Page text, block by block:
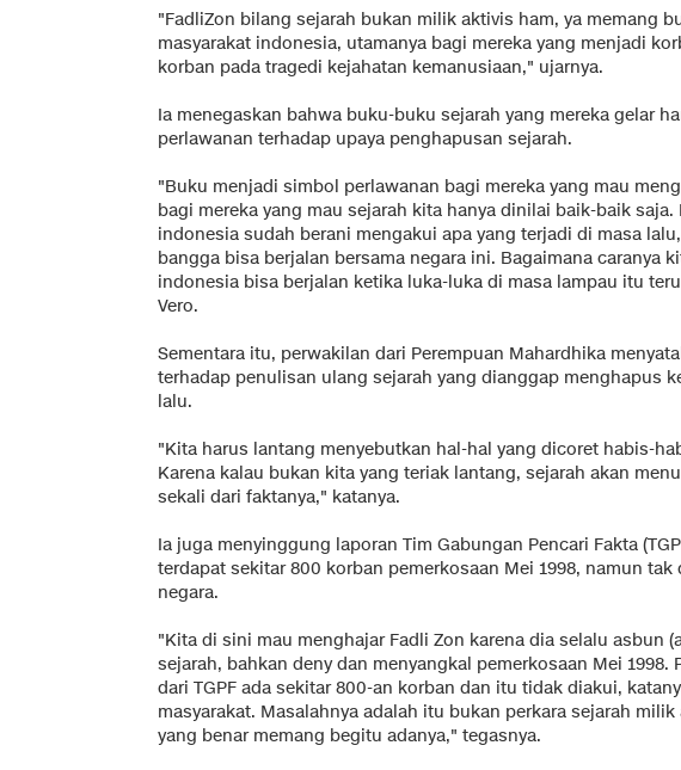
"FadliZon bilang sejarah bukan milik aktivis ham, ya memang
masyarakat indonesia, utamanya bagi mereka yang menjadi
korban pada tragedi kejahatan kemanusiaan," ujarnya.
Ia menegaskan bahwa buku-buku sejarah yang mereka gelar
perlawanan terhadap upaya penghapusan sejarah.
"Buku menjadi simbol perlawanan bagi mereka yang mau
bagi mereka yang mau sejarah kita hanya dinilai baik-baik saja.
indonesia sudah berani mengakui apa yang terjadi di masa
bangga bisa berjalan bersama negara ini. Bagaimana caranya
indonesia bisa berjalan ketika luka-luka di masa lampau itu
Vero.
Sementara itu, perwakilan dari Perempuan Mahardhika
terhadap penulisan ulang sejarah yang dianggap menghapus
lalu.
"Kita harus lantang menyebutkan hal-hal yang dicoret habis-
Karena kalau bukan kita yang teriak lantang, sejarah akan
sekali dari faktanya," katanya.
Ia juga menyinggung laporan Tim Gabungan Pencari Fakta
terdapat sekitar 800 korban pemerkosaan Mei 1998, namun
negara.
"Kita di sini mau menghajar Fadli Zon karena dia selalu asbun
sejarah, bahkan deny dan menyangkal pemerkosaan Mei 1998.
dari TGPF ada sekitar 800-an korban dan itu tidak diakui,
masyarakat. Masalahnya adalah itu bukan perkara sejarah
yang benar memang begitu adanya," tegasnya.